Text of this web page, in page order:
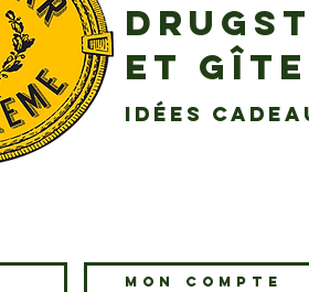
ET
idées
MON COMPTE